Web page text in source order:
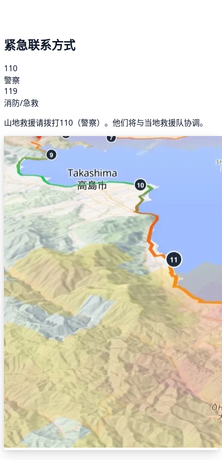
紧急联系方式
110
警察
119
消防/急救
山地救援请拨打110（警察）。他们将与当地救援队协调。